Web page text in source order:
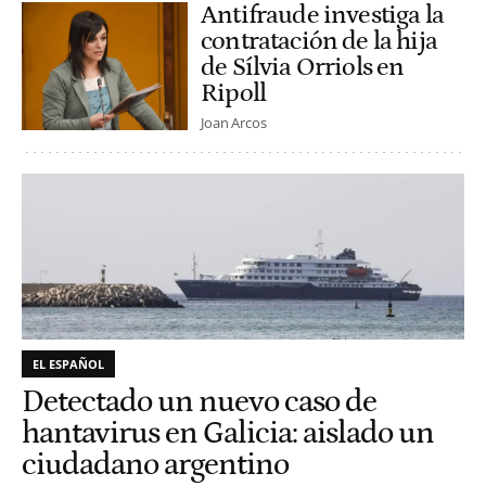
Antifraude investiga la
contratación de la hija
de Sílvia Orriols en
Ripoll
Joan Arcos
EL ESPAÑOL
Detectado un nuevo caso de
hantavirus en Galicia: aislado un
ciudadano argentino